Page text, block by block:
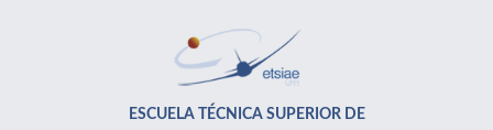
ESCUELA TÉCNICA SUPERIOR DE